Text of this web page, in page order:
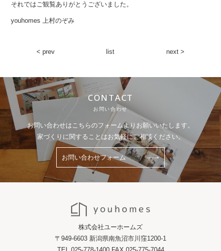
それではご観覧ありがとうございました。
youhomes 上村のぞみ
< prev list next >
CONTACT
お問い合わせ
お問い合わせはこちらのフォームよりお願いいたします。
家づくりに関することはお気軽にご相談ください。
お問い合わせフォーム
株式会社ユーホームズ
〒949-6603 新潟県南魚沼市川窪1200-1